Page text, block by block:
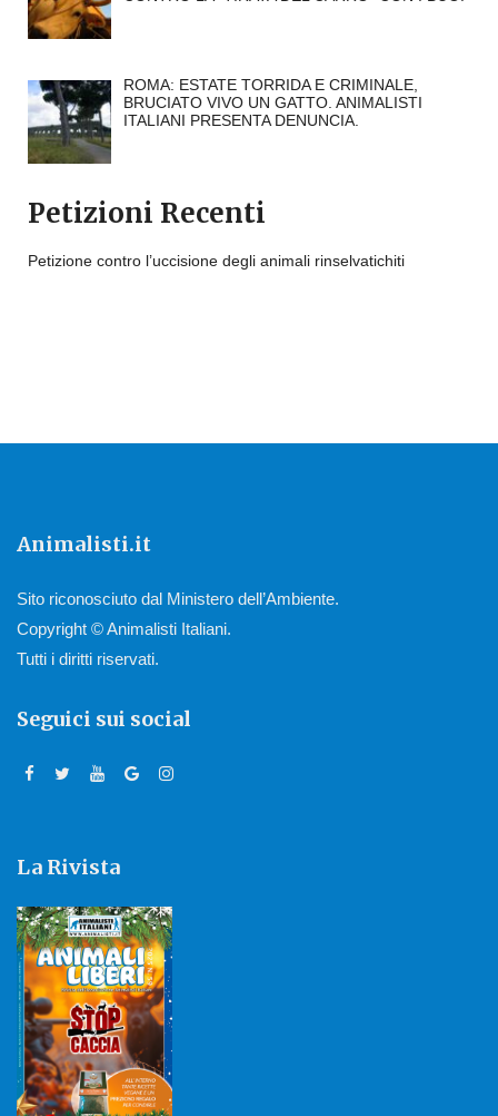
ROMA: ESTATE TORRIDA E CRIMINALE,
BRUCIATO VIVO UN GATTO. ANIMALISTI
ITALIANI PRESENTA DENUNCIA.
Petizioni Recenti
Petizione contro l’uccisione degli animali rinselvatichiti
Animalisti.it
Sito riconosciuto dal Ministero dell’Ambiente.
Copyright © Animalisti Italiani.
Tutti i diritti riservati.
Seguici sui social
La Rivista